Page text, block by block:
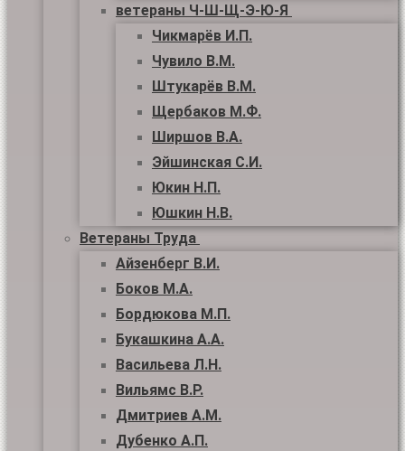
ветераны Ч-Ш-Щ-Э-Ю-Я
Чикмарёв И.П.
Чувило В.М.
Штукарёв В.М.
Щербаков М.Ф.
Ширшов В.А.
Эйшинская С.И.
Юкин Н.П.
Юшкин Н.В.
Ветераны Труда
Айзенберг В.И.
Боков М.А.
Бордюкова М.П.
Букашкина А.А.
Васильева Л.Н.
Вильямс В.Р.
Дмитриев А.М.
Дубенко А.П.